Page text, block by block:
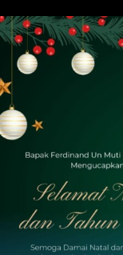
ke
konten